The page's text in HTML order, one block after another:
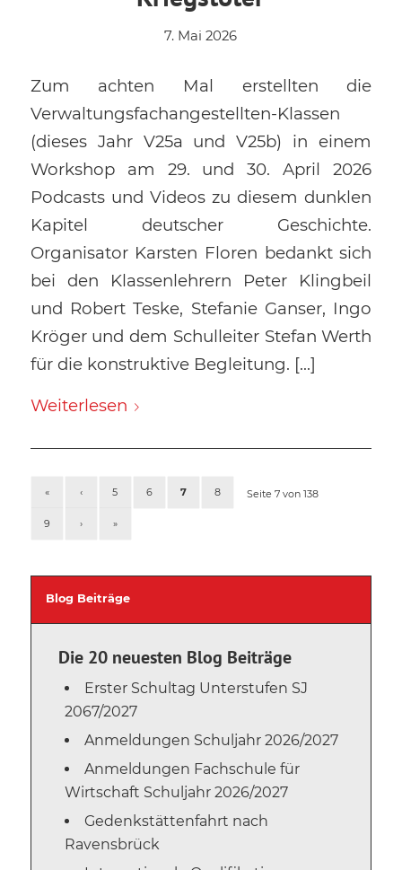
7. Mai 2026
Zum achten Mal erstellten die
Verwaltungsfachangestellten-Klassen
(dieses Jahr V25a und V25b) in einem
Workshop am 29. und 30. April 2026
Podcasts und Videos zu diesem dunklen
Kapitel deutscher Geschichte.
Organisator Karsten Floren bedankt sich
bei den Klassenlehrern Peter Klingbeil
und Robert Teske, Stefanie Ganser, Ingo
Kröger und dem Schulleiter Stefan Werth
für die konstruktive Begleitung. […]
Weiterlesen
Seite 7 von 138
« ‹ 5 6 7 8
9 › »
Blog Beiträge
Die 20 neuesten Blog Beiträge
Erster Schultag Unterstufen SJ
2067/2027
Anmeldungen Schuljahr 2026/2027
Anmeldungen Fachschule für
Wirtschaft Schuljahr 2026/2027
Gedenkstättenfahrt nach
Ravensbrück